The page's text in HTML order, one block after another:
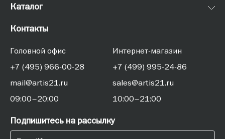
Каталог
Контакты
Головной офис
+7 (495) 966-00-28
mail@artis21.ru
09:00–20:00
Интернет-магазин
+7 (499) 995-24-86
sales@artis21.ru
10:00–21:00
Подпишитесь на рассылку